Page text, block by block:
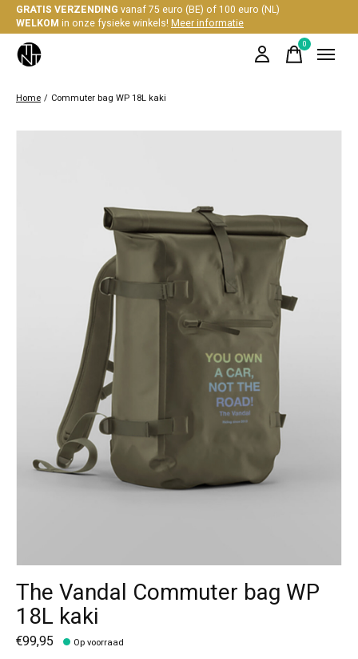
GRATIS VERZENDING vanaf 75 euro (BE) of 100 euro (NL)
WELKOM in onze fysieke winkels!Meer informatie
0items
Home / Commuter bag WP 18L kaki
The Vandal Commuter bag WP
18L kaki
€99,95 Op voorraad